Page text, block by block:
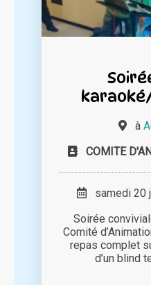
à
COMITE
samedi 20
Soirée
Comité
repas complet
d’un blind